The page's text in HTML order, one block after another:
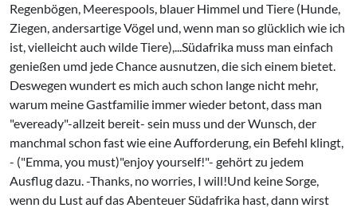
Regenbögen, Meerespools, blauer Himmel und Tiere (Hunde,
Ziegen, andersartige Vögel und, wenn man so glücklich wie ich
ist, vielleicht auch wilde Tiere),...Südafrika muss man einfach
genießen umd jede Chance ausnutzen, die sich einem bietet.
Deswegen wundert es mich auch schon lange nicht mehr,
warum meine Gastfamilie immer wieder betont, dass man
"eveready"-allzeit bereit- sein muss und der Wunsch, der
manchmal schon fast wie eine Aufforderung, ein Befehl klingt,
- ("Emma, you must)"enjoy yourself!"- gehört zu jedem
Ausflug dazu. -Thanks, no worries, I will!Und keine Sorge,
wenn du Lust auf das Abenteuer Südafrika hast, dann wirst